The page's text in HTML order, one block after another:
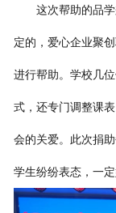
这次帮助的品
定的，爱心企业聚
进行帮助。学校几
式，还专门调整课
会的关爱。此次捐助
学生纷纷表态，一